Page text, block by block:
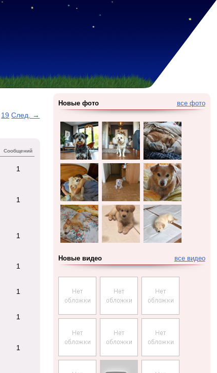
19 След. →
Сообщений
1
1
1
1
1
1
1
все фото
Новые фото
все видео
Новые видео